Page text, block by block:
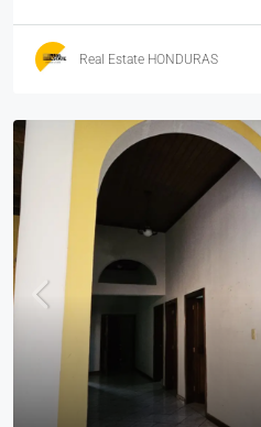
Real Estate HONDURAS